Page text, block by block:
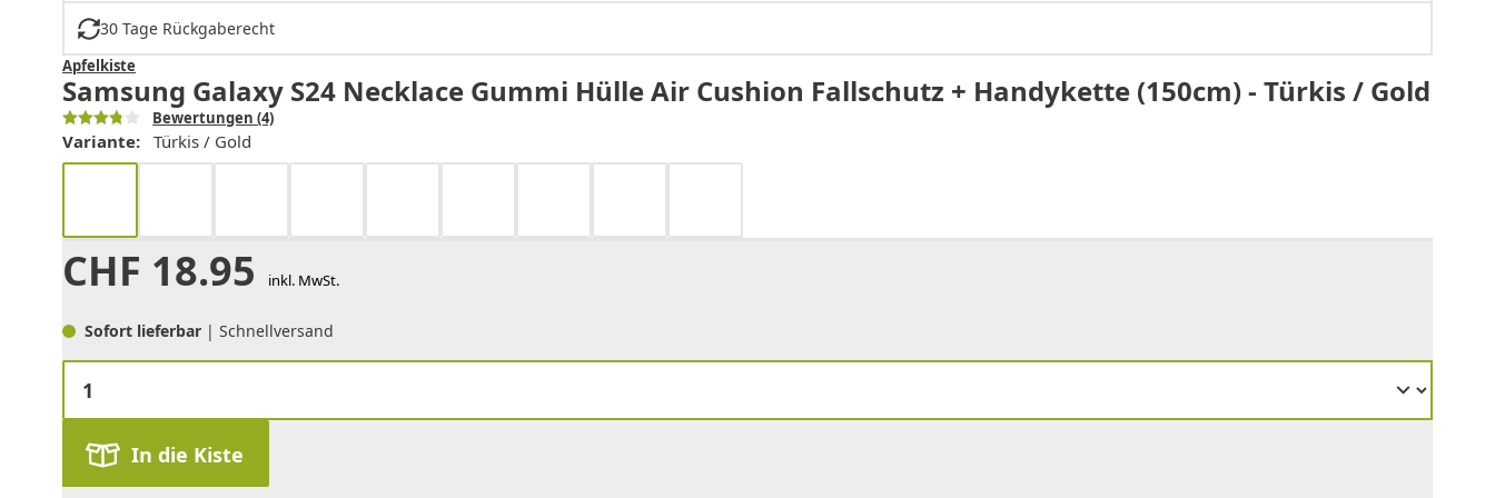
30 Tage Rückgaberecht
Apfelkiste
Samsung Galaxy S24 Necklace Gummi Hülle Air Cushion Fallschutz + Handykette (150cm) - Türkis / Gold
Bewertungen (4)
Variante: Türkis / Gold
CHF 18.95 inkl. MwSt.
Sofort lieferbar | Schnellversand
In die Kiste